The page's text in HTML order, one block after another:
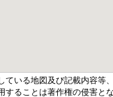
ている地図及び記載内容等
ることは著作権の侵害と